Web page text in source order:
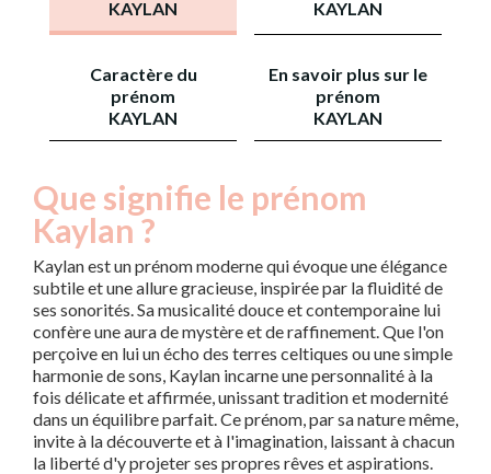
KAYLAN
KAYLAN
Caractère du
prénom
KAYLAN
En savoir plus sur le
prénom
KAYLAN
Que signifie le prénom
Kaylan ?
Kaylan est un prénom moderne qui évoque une élégance
subtile et une allure gracieuse, inspirée par la fluidité de
ses sonorités. Sa musicalité douce et contemporaine lui
confère une aura de mystère et de raffinement. Que l'on
perçoive en lui un écho des terres celtiques ou une simple
harmonie de sons, Kaylan incarne une personnalité à la
fois délicate et affirmée, unissant tradition et modernité
dans un équilibre parfait. Ce prénom, par sa nature même,
invite à la découverte et à l'imagination, laissant à chacun
la liberté d'y projeter ses propres rêves et aspirations.